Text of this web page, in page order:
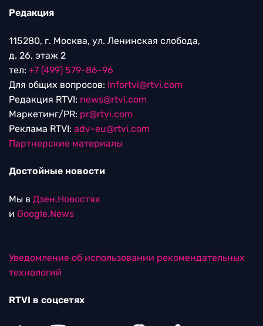
Редакция
115280, г. Москва, ул. Ленинская слобода,
д. 26, этаж 2
тел: +7 (499) 579-86-96
Для общих вопросов: Infortvi@rtvi.com
Редакция RTVI: news@rtvi.com
Маркетинг/PR: pr@rtvi.com
Реклама RTVI: adv-eu@rtvi.com
Партнерские материалы
Достойные новости
Мы в Дзен.Новостях
и Google.News
Уведомление об использовании рекомендательных
технологий
RTVI в соцсетях